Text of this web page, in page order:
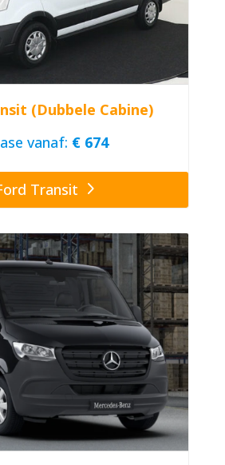
(Dubbele Cabine)
vanaf: € 674
Transit